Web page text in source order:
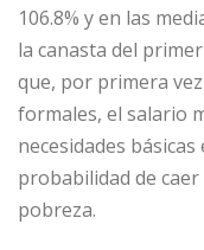
106.8% y en las
la canasta del
que, por primera
formales, el salario
necesidades
probabilidad de
pobreza.